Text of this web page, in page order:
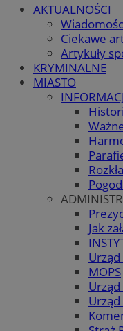
AKTUALNOŚCI
Ciekawe
Artykuły
KRYMINALNE
MIASTO
Jak
MOPS